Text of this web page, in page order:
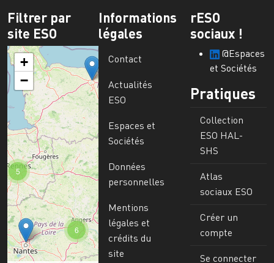
Filtrer par
site ESO
6
5
+
−
Informations
légales
Contact
Actualités
ESO
Espaces et
Sociétés
Données
personnelles
Mentions
légales et
crédits du
site
rESO
sociaux !
@Espaces
et Sociétés
Pratiques
Collection
ESO HAL-
SHS
Atlas
sociaux ESO
Créer un
compte
Se connecter